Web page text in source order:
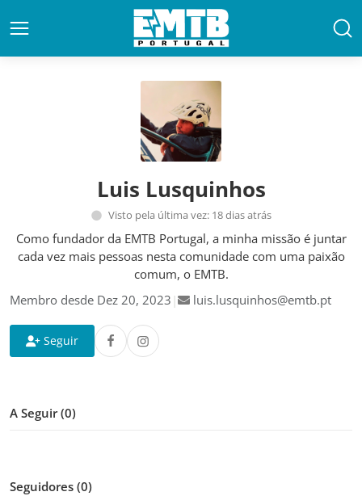
Luis Lusquinhos
Visto pela última vez: 18 dias atrás
Como fundador da EMTB Portugal, a minha missão é juntar
cada vez mais pessoas nesta comunidade com uma paixão
comum, o EMTB.
Membro desde Dez 20, 2023 | luis.lusquinhos@emtb.pt
Seguir
A Seguir (0)
Seguidores (0)